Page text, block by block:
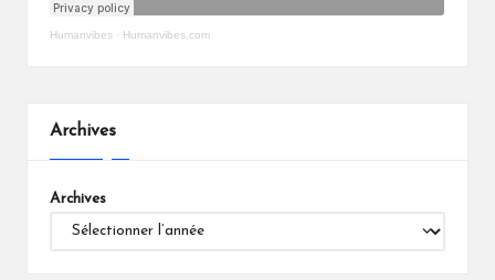
Humanvibes · Humanvibes.com
Archives
Archives